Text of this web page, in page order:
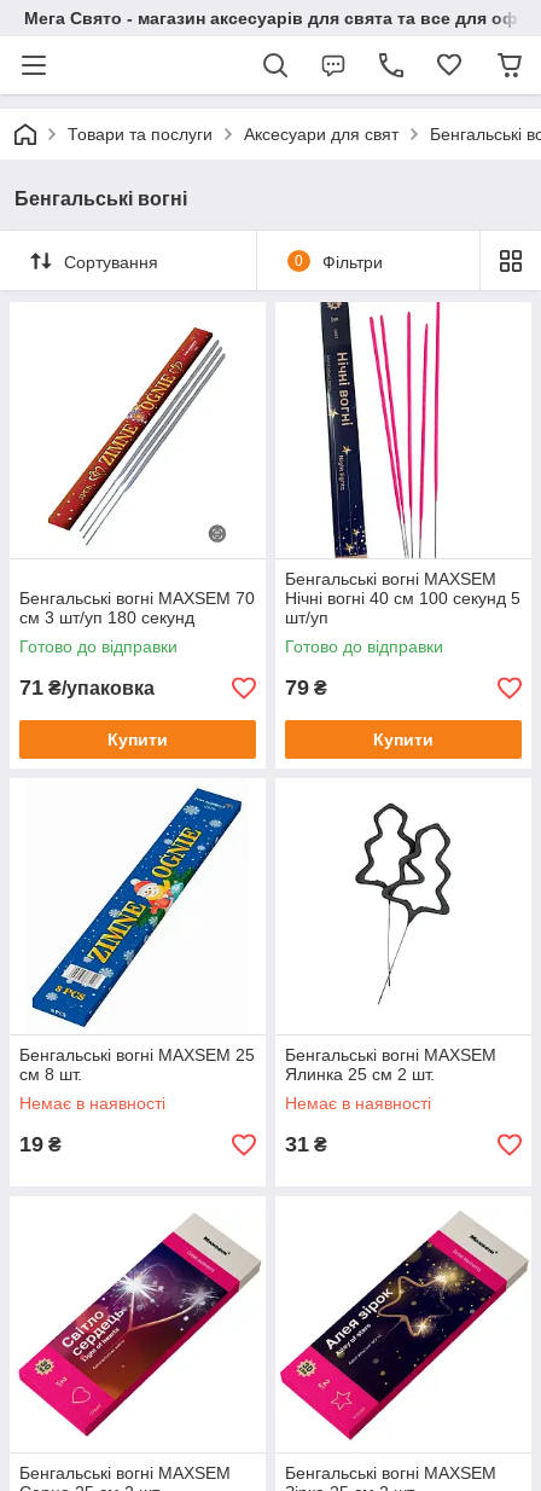
Мега Свято - магазин аксесуарів для свята та все для
Товари та послуги Аксесуари для свят Бенгальські
Бенгальські вогні
Сортування 0 Фільтри
Бенгальські вогні MAXSEM 70
см 3 шт/уп 180 секунд
Готово до відправки
71 ₴/упаковка
Купити
Бенгальські вогні MAXSEM
Нічні вогні 40 см 100 секунд 5
шт/уп
Готово до відправки
79 ₴
Купити
Бенгальські вогні MAXSEM 25
см 8 шт.
Немає в наявності
19 ₴
Бенгальські вогні MAXSEM
Ялинка 25 см 2 шт.
Немає в наявності
31 ₴
Бенгальські вогні MAXSEM
Бенгальські вогні MAXSEM